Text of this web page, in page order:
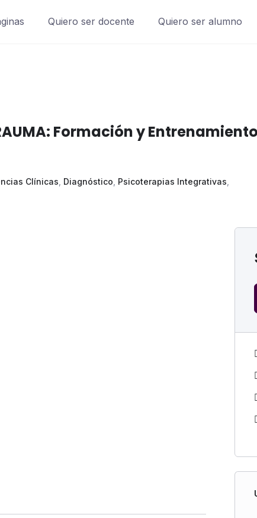
Quiero ser docente Quiero ser alumno
Formación y Entrenamiento
Clínicas Diagnóstico Psicoterapias Integrativas